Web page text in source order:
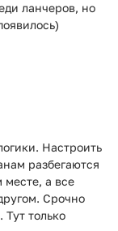
ланчеров, но
Настроить
разбегаются
месте, а все
Срочно
только